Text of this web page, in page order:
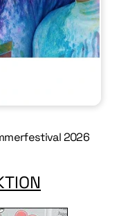
2026